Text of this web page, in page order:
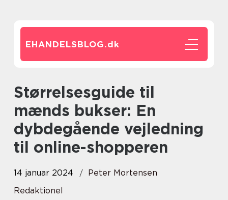
EHANDELSBLOG.dk
Størrelsesguide til
mænds bukser: En
dybdegående vejledning
til online-shopperen
14 januar 2024
Peter Mortensen
Redaktionel